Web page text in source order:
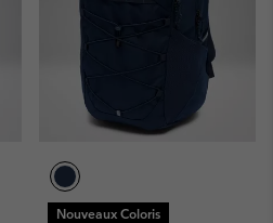
Nouveaux Coloris